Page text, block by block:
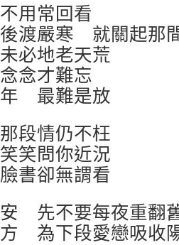
用常回看
渡嚴寒 就關起那
必地老天荒
念才難忘
年 最難是放
段情仍不枉
笑問你近況
書卻無謂看
先不要每夜重翻
為下段愛戀吸收